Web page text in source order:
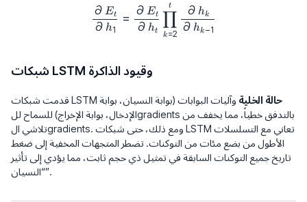
\frac{\partial E_t}{\partial
∂ h1
∂ Et =
∂ ht
∂ Et
k=2
∏
t
∂ hk−1
∂ hk
شبكات LSTM وقيود الذاكرة
قدمت شبكات LSTM حالة الخلية وآليات البوابات (بوابة النسيان، بوابة
الإدخال، بوابة الإخراج) للسماح للgradients بالتدفق خطياً، مما يخفف من
تلاشي الgradients. ومع ذلك، حتى شبكات LSTM تعاني مع التسلسلات
الأطول من بضع مئات من التوكنات. تضطر المتجهات المخفية إلى ضغط
تاريخ جميع التوكنات السابقة في تمثيل ذي حجم ثابت، مما يؤدي إلى تأثير
“النسيان”.